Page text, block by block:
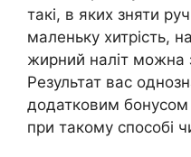
такі, в яких зняти
маленьку хитрість,
жирний наліт можна
Результат вас
додатковим
при такому способі